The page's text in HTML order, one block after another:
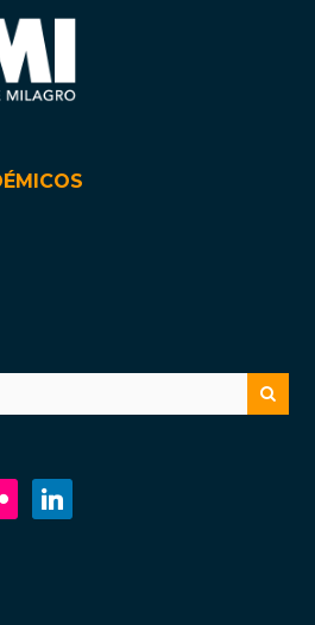
flickr